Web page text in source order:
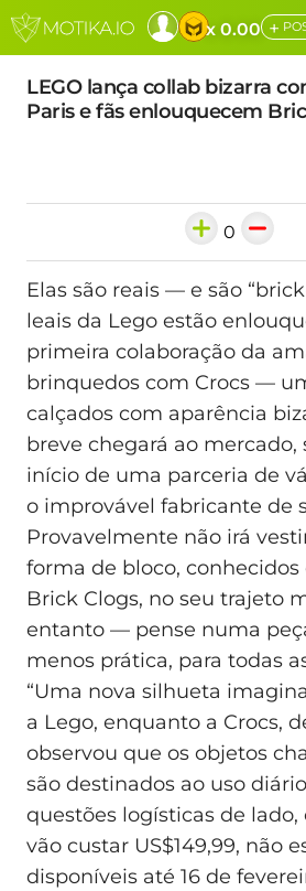
x 0.00 +
LEGO lança collab bizarra
Paris e fãs enlouquecem
0
Elas são reais — e são
leais da Lego estão
primeira colaboração da
brinquedos com Crocs —
calçados com aparência
breve chegará ao mercado,
início de uma parceria de
o improvável fabricante de
Provavelmente não irá
forma de bloco,
Brick Clogs, no seu trajeto
entanto — pense numa
menos prática, para todas
“Uma nova silhueta
a Lego, enquanto a Crocs,
observou que os objetos
são destinados ao uso
questões logísticas de lado,
vão custar US$149,99, não
disponíveis até 16 de